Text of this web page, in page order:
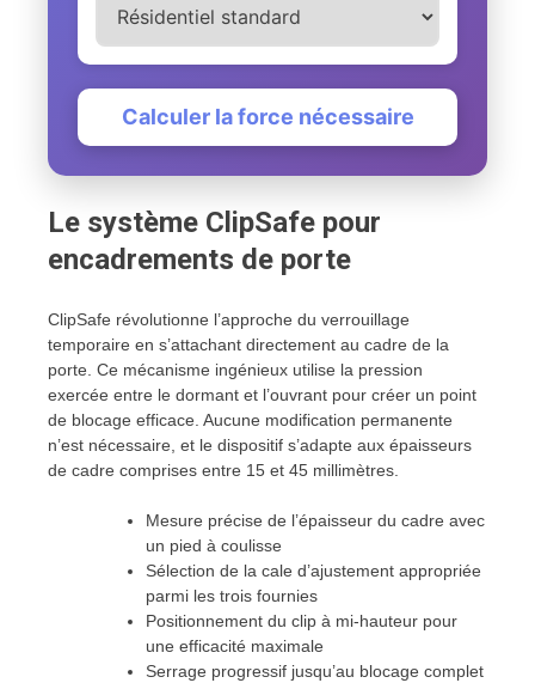
Calculer la force nécessaire
Le système ClipSafe pour
encadrements de porte
ClipSafe révolutionne l’approche du verrouillage
temporaire en s’attachant directement au cadre de la
porte. Ce mécanisme ingénieux utilise la pression
exercée entre le dormant et l’ouvrant pour créer un point
de blocage efficace. Aucune modification permanente
n’est nécessaire, et le dispositif s’adapte aux épaisseurs
de cadre comprises entre 15 et 45 millimètres.
Mesure précise de l’épaisseur du cadre avec
un pied à coulisse
Sélection de la cale d’ajustement appropriée
parmi les trois fournies
Positionnement du clip à mi-hauteur pour
une efficacité maximale
Serrage progressif jusqu’au blocage complet